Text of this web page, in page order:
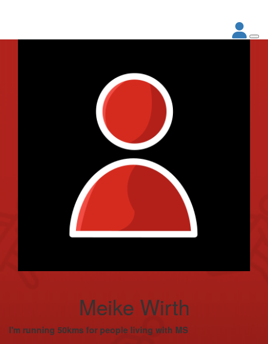
Meike Wirth
I'm running 50kms for people living with MS